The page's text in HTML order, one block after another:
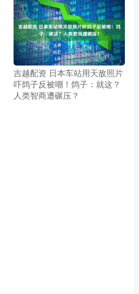
吉越配资 日本车站用天敌照片
吓鸽子反被嘲！鸽子：就这？
人类智商遭碾压？